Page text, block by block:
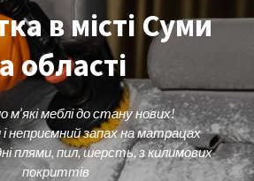
в місті Суми
області
меблі до стану нових!
неприємний запах на матрацах
плями, пил, шерсть, з килимових
покриттів